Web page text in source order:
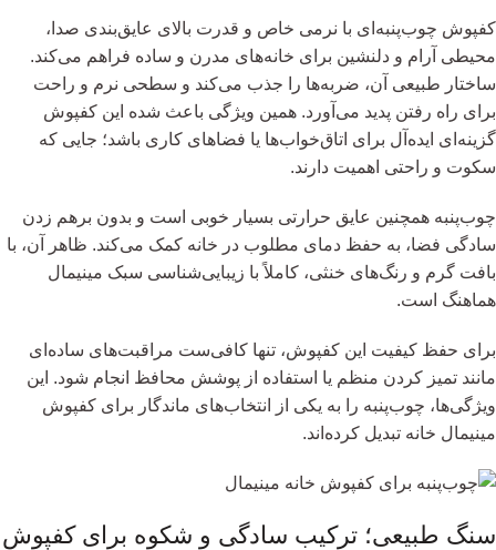
کفپوش چوب‌پنبه‌ای با نرمی خاص و قدرت بالای عایق‌بندی صدا،
محیطی آرام و دلنشین برای خانه‌های مدرن و ساده فراهم می‌کند.
ساختار طبیعی آن، ضربه‌ها را جذب می‌کند و سطحی نرم و راحت
برای راه رفتن پدید می‌آورد. همین ویژگی باعث شده این کفپوش
گزینه‌ای ایده‌آل برای اتاق‌خواب‌ها یا فضاهای کاری باشد؛ جایی که
سکوت و راحتی اهمیت دارند.
چوب‌پنبه همچنین عایق حرارتی بسیار خوبی است و بدون برهم زدن
سادگی فضا، به حفظ دمای مطلوب در خانه کمک می‌کند. ظاهر آن، با
بافت گرم و رنگ‌های خنثی، کاملاً با زیبایی‌شناسی سبک مینیمال
هماهنگ است.
برای حفظ کیفیت این کفپوش، تنها کافی‌ست مراقبت‌های ساده‌ای
مانند تمیز کردن منظم یا استفاده از پوشش محافظ انجام شود. این
ویژگی‌ها، چوب‌پنبه را به یکی از انتخاب‌های ماندگار برای کفپوش
مینیمال خانه تبدیل کرده‌اند.
سنگ طبیعی؛ ترکیب سادگی و شکوه برای کفپوش